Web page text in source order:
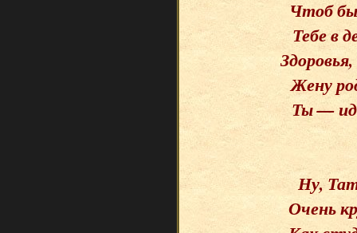
Чтоб
Тебе в
Жену
Ты —
Ну,
Очень